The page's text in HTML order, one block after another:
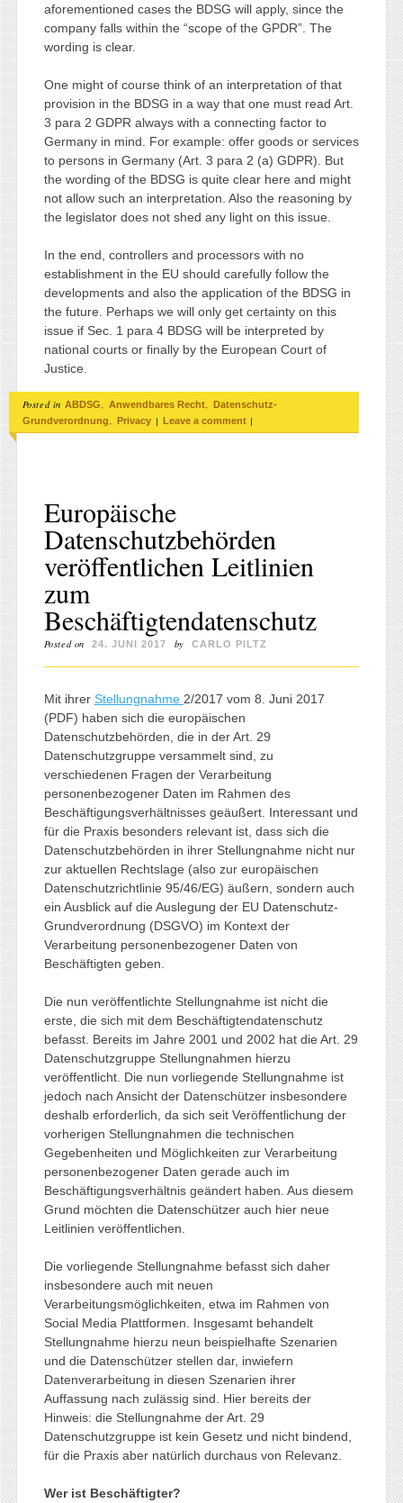
aforementioned cases the BDSG will apply, since the
company falls within the “scope of the GPDR”. The
wording is clear.
One might of course think of an interpretation of that
provision in the BDSG in a way that one must read Art.
3 para 2 GDPR always with a connecting factor to
Germany in mind. For example: offer goods or services
to persons in Germany (Art. 3 para 2 (a) GDPR). But
the wording of the BDSG is quite clear here and might
not allow such an interpretation. Also the reasoning by
the legislator does not shed any light on this issue.
In the end, controllers and processors with no
establishment in the EU should carefully follow the
developments and also the application of the BDSG in
the future. Perhaps we will only get certainty on this
issue if Sec. 1 para 4 BDSG will be interpreted by
national courts or finally by the European Court of
Justice.
Posted in ABDSG, Anwendbares Recht,
Datenschutz-
Grundverordnung, Privacy | Leave a comment |
Europäische
Datenschutzbehörden
veröffentlichen Leitlinien
zum
Beschäftigtendatenschutz
Posted on 24. JUNI 2017 by CARLO PILTZ
Mit ihrer Stellungnahme 2/2017 vom 8. Juni 2017
(PDF) haben sich die europäischen
Datenschutzbehörden, die in der Art. 29
Datenschutzgruppe versammelt sind, zu
verschiedenen Fragen der Verarbeitung
personenbezogener Daten im Rahmen des
Beschäftigungsverhältnisses geäußert. Interessant und
für die Praxis besonders relevant ist, dass sich die
Datenschutzbehörden in ihrer Stellungnahme nicht nur
zur aktuellen Rechtslage (also zur europäischen
Datenschutzrichtlinie 95/46/EG) äußern, sondern auch
ein Ausblick auf die Auslegung der EU Datenschutz-
Grundverordnung (DSGVO) im Kontext der
Verarbeitung personenbezogener Daten von
Beschäftigten geben.
Die nun veröffentlichte Stellungnahme ist nicht die
erste, die sich mit dem Beschäftigtendatenschutz
befasst. Bereits im Jahre 2001 und 2002 hat die Art. 29
Datenschutzgruppe Stellungnahmen hierzu
veröffentlicht. Die nun vorliegende Stellungnahme ist
jedoch nach Ansicht der Datenschützer insbesondere
deshalb erforderlich, da sich seit Veröffentlichung der
vorherigen Stellungnahmen die technischen
Gegebenheiten und Möglichkeiten zur Verarbeitung
personenbezogener Daten gerade auch im
Beschäftigungsverhältnis geändert haben. Aus diesem
Grund möchten die Datenschützer auch hier neue
Leitlinien veröffentlichen.
Die vorliegende Stellungnahme befasst sich daher
insbesondere auch mit neuen
Verarbeitungsmöglichkeiten, etwa im Rahmen von
Social Media Plattformen. Insgesamt behandelt
Stellungnahme hierzu neun beispielhafte Szenarien
und die Datenschützer stellen dar, inwiefern
Datenverarbeitung in diesen Szenarien ihrer
Auffassung nach zulässig sind. Hier bereits der
Hinweis: die Stellungnahme der Art. 29
Datenschutzgruppe ist kein Gesetz und nicht bindend,
für die Praxis aber natürlich durchaus von Relevanz.
Wer ist Beschäftigter?